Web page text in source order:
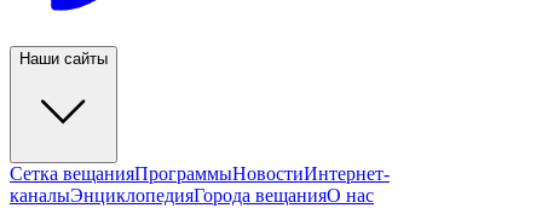
Наши сайты
Сетка вещанияПрограммыНовостиИнтернет-
каналыЭнциклопедияГорода вещанияО нас